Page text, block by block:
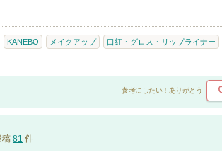
KANEBO メイクアップ 口紅・グロス・リップライナー
参考にしたい！ありがとう
稿 81 件